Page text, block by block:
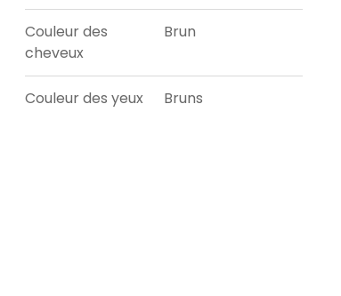
Couleur des
cheveux
Brun
Couleur des yeux Bruns